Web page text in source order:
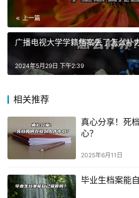
上一篇
广播电视大学学籍档案丢了怎么补
2024年5月29日 下午2:39
相关推荐
真心分享！死
心？
2025年6月11日
毕业生档案能